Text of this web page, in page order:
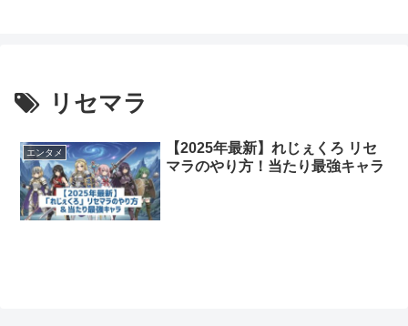
リセマラ
エンタメ
【2025年最新】れじぇくろ リセ
マラのやり方！当たり最強キャラ